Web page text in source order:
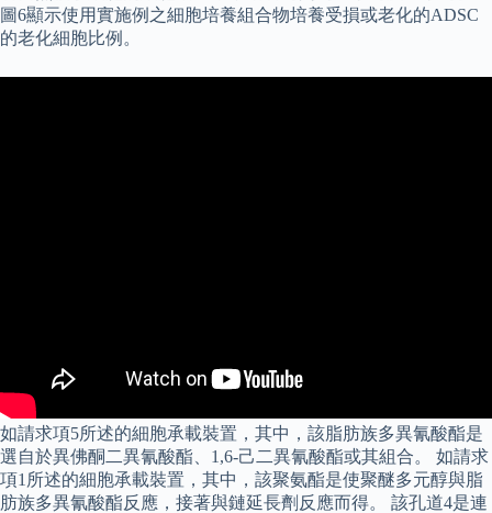
圖6顯示使用實施例之細胞培養組合物培養受損或老化的ADSC
的老化細胞比例。
如請求項5所述的細胞承載裝置，其中，該脂肪族多異氰酸酯是
選自於異佛酮二異氰酸酯、1,6-己二異氰酸酯或其組合。 如請求
項1所述的細胞承載裝置，其中，該聚氨酯是使聚醚多元醇與脂
肪族多異氰酸酯反應，接著與鏈延長劑反應而得。 該孔道4是連